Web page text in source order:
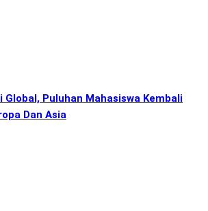
Global, Puluhan Mahasiswa Kembali
Dan Asia